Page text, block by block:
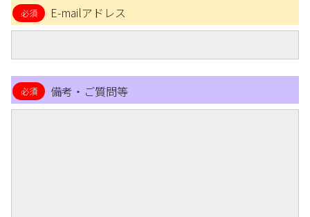
E-mailアドレス
備考・ご質問等